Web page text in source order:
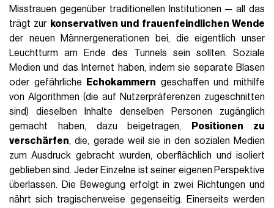
Misstrauen gegenüber traditionellen Institutionen — all das
trägt zur konservativen und frauenfeindlichen Wende
der neuen Männergenerationen bei, die eigentlich unser
Leuchtturm am Ende des Tunnels sein sollten. Soziale
Medien und das Internet haben, indem sie separate Blasen
oder gefährliche
Echokammern geschaffen und mithilfe
von Algorithmen (die auf Nutzerpräferenzen zugeschnitten
sind) dieselben Inhalte denselben Personen zugänglich
gemacht haben, dazu beigetragen,
Positionen zu
verschärfen, die, gerade weil sie in den sozialen Medien
zum Ausdruck gebracht wurden, oberflächlich und isoliert
geblieben sind. Jeder Einzelne ist seiner eigenen Perspektive
überlassen. Die Bewegung erfolgt in zwei Richtungen und
nährt sich tragischerweise gegenseitig. Einerseits werden